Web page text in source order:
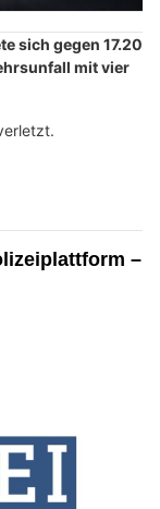
sich gegen 17.20
mit vier
–